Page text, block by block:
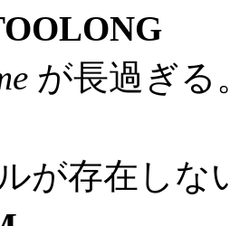
が長過ぎる
が存在しな